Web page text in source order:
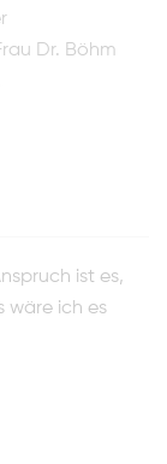
Dr. Böhm
ist es,
wäre ich es